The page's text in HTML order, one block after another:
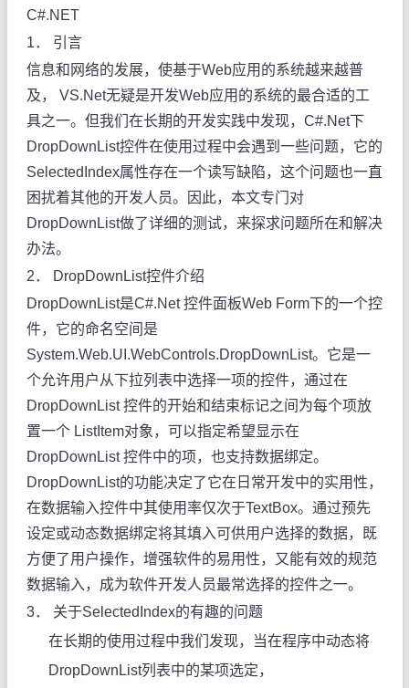
C#.NET
1． 引言
信息和网络的发展，使基于Web应用的系统越来越普
及， VS.Net无疑是开发Web应用的系统的最合适的工
具之一。但我们在长期的开发实践中发现，C#.Net下
DropDownList控件在使用过程中会遇到一些问题，它的
SelectedIndex属性存在一个读写缺陷，这个问题也一直
困扰着其他的开发人员。因此，本文专门对
DropDownList做了详细的测试，来探求问题所在和解决
办法。
2． DropDownList控件介绍
DropDownList是C#.Net 控件面板Web Form下的一个控
件，它的命名空间是
System.Web.UI.WebControls.DropDownList。它是一
个允许用户从下拉列表中选择一项的控件，通过在
DropDownList 控件的开始和结束标记之间为每个项放
置一个 ListItem对象，可以指定希望显示在
DropDownList 控件中的项，也支持数据绑定。
DropDownList的功能决定了它在日常开发中的实用性，
在数据输入控件中其使用率仅次于TextBox。通过预先
设定或动态数据绑定将其填入可供用户选择的数据，既
方便了用户操作，增强软件的易用性，又能有效的规范
数据输入，成为软件开发人员最常选择的控件之一。
3． 关于SelectedIndex的有趣的问题
在长期的使用过程中我们发现，当在程序中动态将
DropDownList列表中的某项选定，